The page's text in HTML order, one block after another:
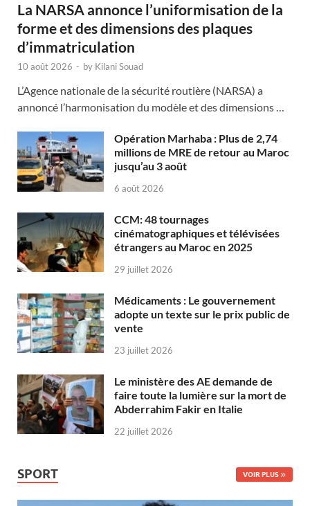
La NARSA annonce l’uniformisation de la
forme et des dimensions des plaques
d’immatriculation
10 août 2026 - by Kilani Souad
L’Agence nationale de la sécurité routière (NARSA) a
annoncé l’harmonisation du modèle et des dimensions …
Opération Marhaba : Plus de 2,74
millions de MRE de retour au Maroc
jusqu’au 3 août
6 août 2026
CCM: 48 tournages
cinématographiques et télévisées
étrangers au Maroc en 2025
29 juillet 2026
Médicaments : Le gouvernement
adopte un texte sur le prix public de
vente
23 juillet 2026
Le ministère des AE demande de
faire toute la lumière sur la mort de
Abderrahim Fakir en Italie
22 juillet 2026
SPORT VOIR PLUS